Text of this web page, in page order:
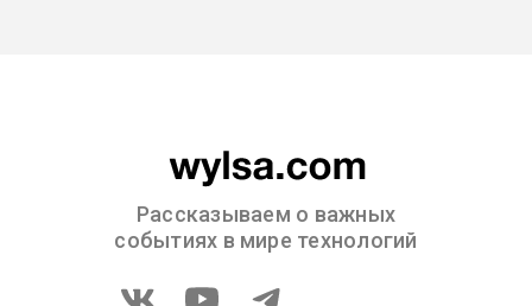
Рассказываем о важных
событиях в мире технологий